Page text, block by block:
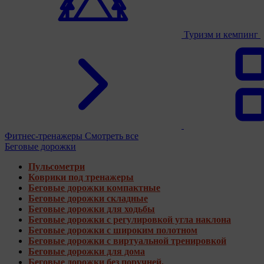
Туризм и кемпинг
Фитнес-тренажеры Смотреть все
Беговые дорожки
Пульсометри
Коврики под тренажеры
Беговые дорожки компактные
Беговые дорожки складные
Беговые дорожки для ходьбы
Беговые дорожки с регулировкой угла наклона
Беговые дорожки с широким полотном
Беговые дорожки с виртуальной тренировкой
Беговые дорожки для дома
Беговые дорожки без поручней.